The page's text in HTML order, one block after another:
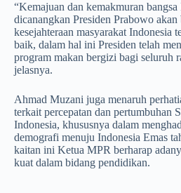
“Kemajuan dan kemakmuran
dicanangkan Presiden Prabowo akan
kesejahteraan masyarakat Indonesia
baik, dalam hal ini Presiden telah
program makan bergizi bagi seluruh
jelasnya.
Ahmad Muzani juga menaruh
terkait percepatan dan pertumbuhan
Indonesia, khususnya dalam
demografi menuju Indonesia Emas
kaitan ini Ketua MPR berharap
kuat dalam bidang pendidikan.